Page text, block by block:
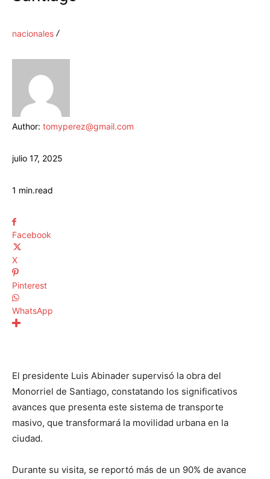
nacionales
Author: tomyperez@gmail.com
julio 17, 2025
1 min.read
Facebook
X
Pinterest
WhatsApp
El presidente Luis Abinader supervisó la obra del
Monorriel de Santiago, constatando los significativos
avances que presenta este sistema de transporte
masivo, que transformará la movilidad urbana en la
ciudad.
Durante su visita, se reportó más de un 90% de avance